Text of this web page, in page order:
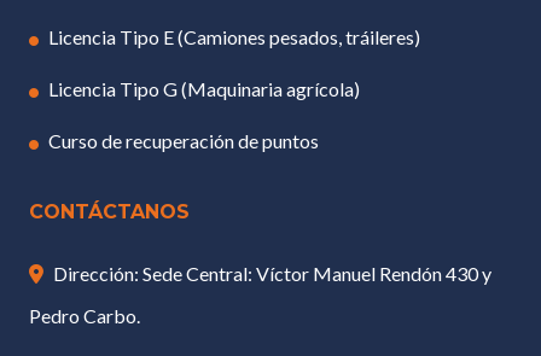
Licencia Tipo E (Camiones pesados, tráileres)
Licencia Tipo G (Maquinaria agrícola)
Curso de recuperación de puntos
CONTÁCTANOS
Dirección: Sede Central: Víctor Manuel Rendón 430 y
Pedro Carbo.